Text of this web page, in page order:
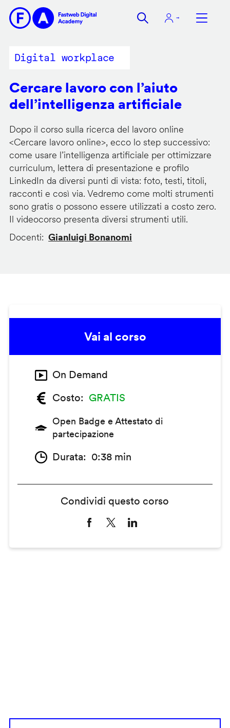
contenuto
Digital workplace
Cercare lavoro con l’aiuto
dell’intelligenza artificiale
Dopo il corso sulla ricerca del lavoro online
<Cercare lavoro online>, ecco lo step successivo:
come usare l’intelligenza artificiale per ottimizzare
curriculum, lettera di presentazione e profilo
LinkedIn da diversi punti di vista: foto, testi, titoli,
racconti e così via. Vedremo come molti strumenti
sono gratis o possono essere utilizzati a costo zero.
Il videocorso presenta diversi strumenti utili.
Docenti
Gianluigi Bonanomi
Vai al corso
On Demand
Costo
GRATIS
Open Badge e Attestato di
partecipazione
Durata 0:38 min
Condividi questo corso